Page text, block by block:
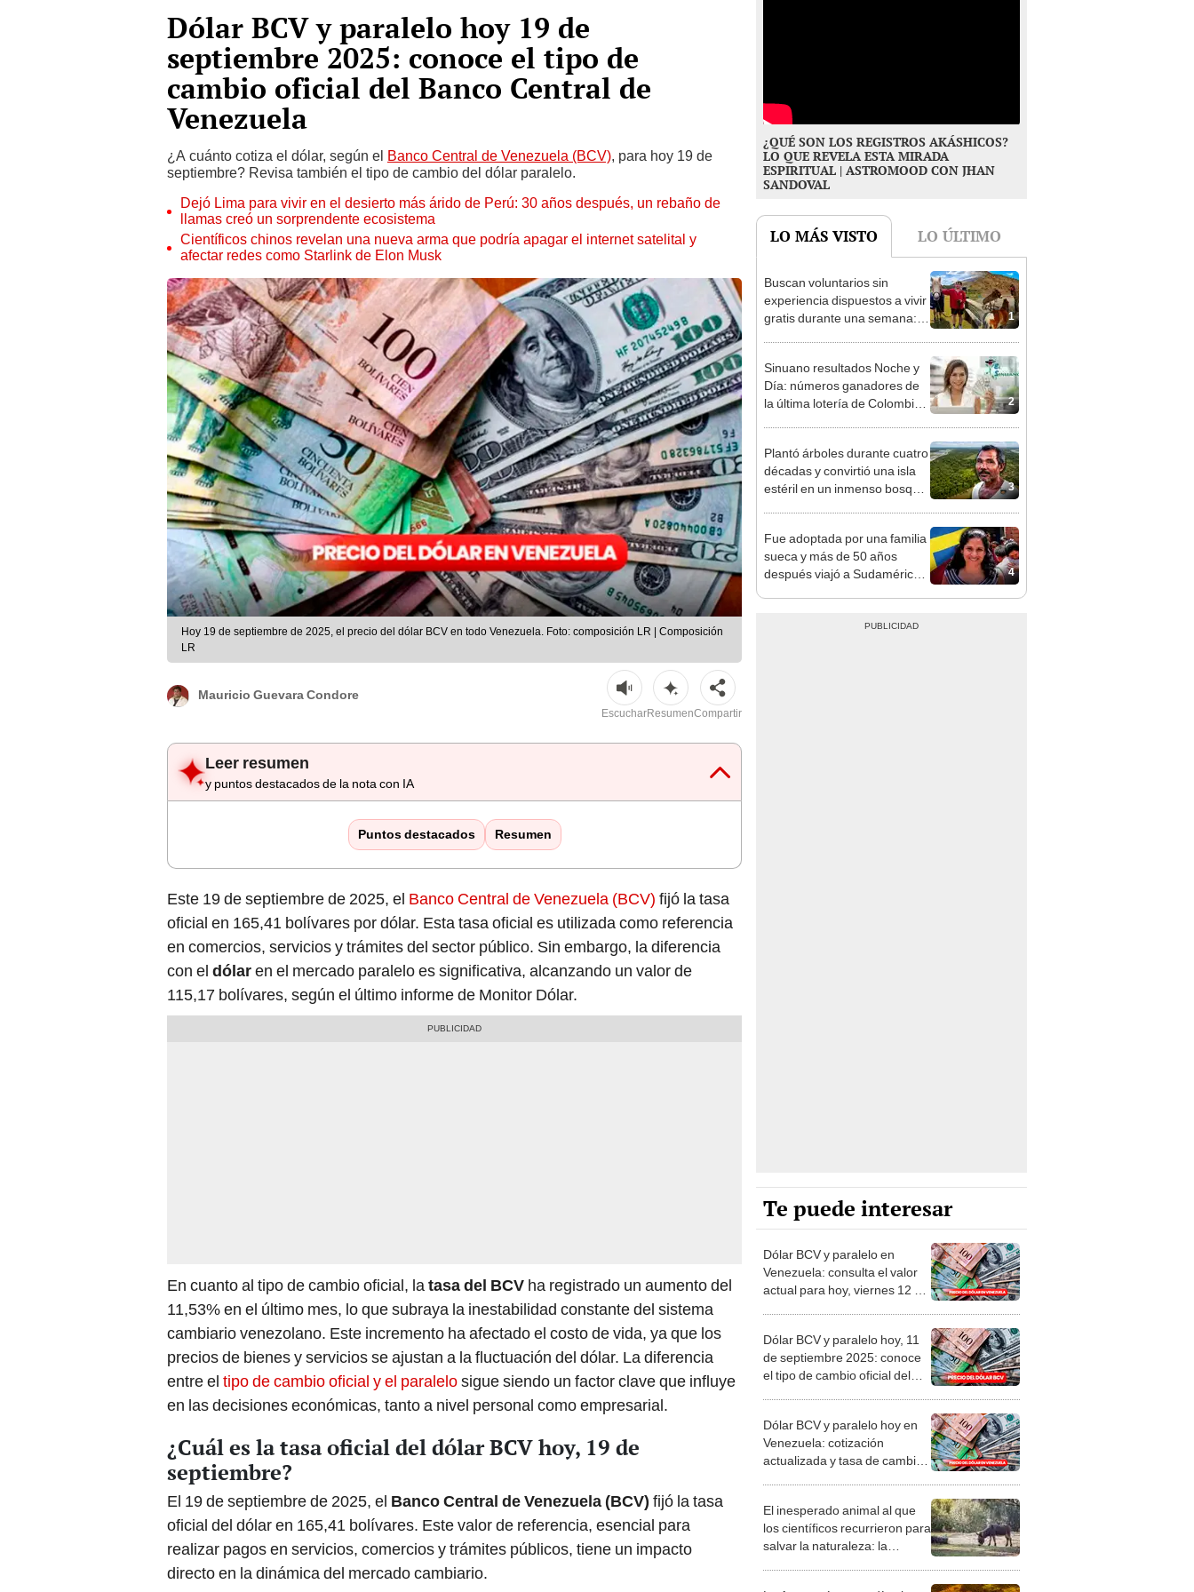
Dólar BCV y paralelo hoy 19 de
septiembre 2025: conoce el tipo de
cambio oficial del Banco Central de
Venezuela
¿A cuánto cotiza el dólar, según el Banco Central de Venezuela (BCV), para hoy 19 de
septiembre? Revisa también el tipo de cambio del dólar paralelo.
Dejó Lima para vivir en el desierto más árido de Perú: 30 años después, un rebaño de
llamas creó un sorprendente ecosistema
Científicos chinos revelan una nueva arma que podría apagar el internet satelital y
afectar redes como Starlink de Elon Musk
Hoy 19 de septiembre de 2025, el precio del dólar BCV en todo Venezuela. Foto: composición LR | Composición
LR
Mauricio Guevara Condore
EscucharResumenCompartir
Leer resumen
y puntos destacados de la nota con IA
Puntos destacados Resumen
Este 19 de septiembre de 2025, el Banco Central de Venezuela (BCV) fijó la tasa
oficial en 165,41 bolívares por dólar. Esta tasa oficial es utilizada como referencia
en comercios, servicios y trámites del sector público. Sin embargo, la diferencia
con el dólaren el mercado paralelo es significativa, alcanzando un valor de
115,17 bolívares, según el último informe de Monitor Dólar.
En cuanto al tipo de cambio oficial, latasa del BCV ha registrado un aumento del
11,53% en el último mes, lo que subraya la inestabilidad constante del sistema
cambiario venezolano. Este incremento ha afectado el costo de vida, ya que los
precios de bienes y servicios se ajustan a la fluctuación del dólar. La diferencia
entre el tipo de cambio oficial y el paralelosigue siendo un factor clave que influye
en las decisiones económicas, tanto a nivel personal como empresarial.
¿Cuál es la tasa oficial del dólar BCV hoy, 19 de
septiembre?
El 19 de septiembre de 2025, el Banco Central de Venezuela (BCV) fijó la tasa
oficial del dólar en 165,41 bolívares. Este valor de referencia, esencial para
realizar pagos en servicios, comercios y trámites públicos, tiene un impacto
directo en la dinámica del mercado cambiario.
¿QUÉ SON LOS REGISTROS AKÁSHICOS?
LO QUE REVELA ESTA MIRADA
ESPIRITUAL | ASTROMOOD CON JHAN
SANDOVAL
LO MÁS VISTO LO ÚLTIMO
1
Buscan voluntarios sin
experiencia dispuestos a vivir
gratis durante una semana:
un refugio por 2 horas
2
Sinuano resultados Noche y
Día: números ganadores de
la última lotería de Colombia
3
Plantó árboles durante cuatro
décadas y convirtió una isla
estéril en un inmenso bosque:
4
Fue adoptada por una familia
sueca y más de 50 años
después viajó a Sudamérica
Te puede interesar
Dólar BCV y paralelo en
Venezuela: consulta el valor
actual para hoy, viernes 12 de
Dólar BCV y paralelo hoy, 11
de septiembre 2025: conoce
el tipo de cambio oficial del
Dólar BCV y paralelo hoy en
Venezuela: cotización
actualizada y tasa de cambio
El inesperado animal al que
los científicos recurrieron para
salvar la naturaleza: la